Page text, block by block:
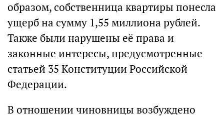
образом, собственница квартиры понесла
ущерб на сумму 1,55 миллиона рублей.
Также были нарушены её права и
законные интересы, предусмотренные
статьей 35 Конституции Российской
Федерации.
В отношении чиновницы возбуждено